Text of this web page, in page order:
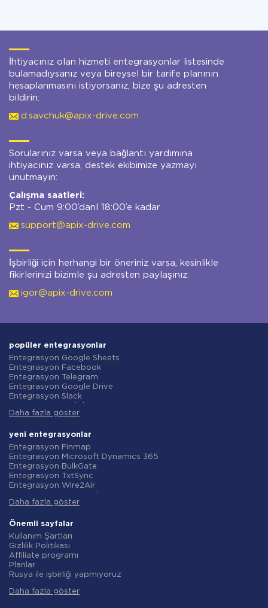
İhtiyacınız olan hizmeti entegrasyonlar listesinde
bulamadıysanız veya bireysel bir tarife planının
hesaplanmasını istiyorsanız, bize şu adresten
bildirin:
d.savchuk@apix-drive.com
Sorularınız varsa veya bağlantı yardımına
ihtiyacınız varsa, destek ekibimize yazmayı
unutmayın:
Çalışma saatleri:
Pzt - Cum 9:00’danl 18:00’e kadar
support@apix-drive.com
İşbirliği için herhangi bir öneriniz varsa, kesinlikle
fikirlerinizi bizimle şu adresten paylaşınız:
igor@apix-drive.com
popüler entegrasyonlar
Entegrasyon Google Sheets
Entegrasyon Facebook
Entegrasyon Telegram
Entegrasyon Google Drive
Entegrasyon Slack
Entegrasyon Gmail
Entegrasyon ClickUp
Entegrasyon Airtable
Entegrasyon Google Contacts
Entegrasyon OpenAI (ChatGPT)
Entegrasyon Instagram
Entegrasyon ActiveCampaign
Entegrasyon Typeform
Entegrasyon Salesforce CRM
Entegrasyon Notion
Entegrasyon AWeber
Entegrasyon Asana
Entegrasyon ZOHO CRM
Entegrasyon Webhooks
Entegrasyon GetResponse
Entegrasyon WooCommerce
Daha fazla göster
yeni entegrasyonlar
Entegrasyon Finmap
Entegrasyon Microsoft Dynamics 365
Entegrasyon BulkGate
Entegrasyon TxtSync
Entegrasyon Wire2Air
Entegrasyon Infobip
Entegrasyon AtomPark
Entegrasyon TXTImpact
Entegrasyon Campaign Monitor
Entegrasyon CM.com
Entegrasyon D7 Networks
Entegrasyon SMS.to
Entegrasyon SMSGlobal
Entegrasyon Textlocal
Daha fazla göster
Önemli sayfalar
Kullanım Şartları
Gizlilik Politikası
Affiliate programı
Planlar
Rusya ile işbirliği yapmıyoruz
iade politikasi
Daha fazla göster